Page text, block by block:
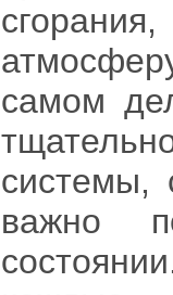
самом
системы,
важно